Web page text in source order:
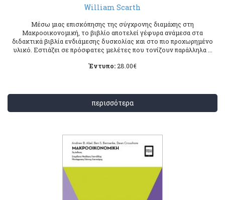
William Scarth
Μέσω μιας επισκόπησης της σύγχρονης διαμάχης στη
Μακροοικονομική, το βιβλίο αποτελεί γέφυρα ανάμεσα στα
διδακτικά βιβλία ενδιάμεσης δυσκολίας και στο πιο προχωρημένο
υλικό. Εστιάζει σε πρόσφατες μελέτες που τονίζουν παράλληλα ...
Έντυπο: 28.00€
περισσότερα